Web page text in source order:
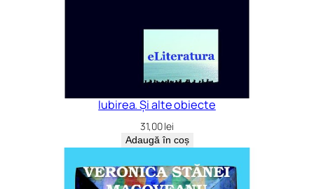
Iubirea. Și alte obiecte
31,00lei
Adaugă în coș